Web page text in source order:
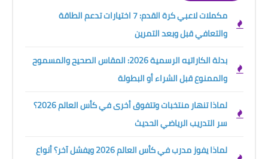
مكملات لاعبي كرة القدم: 7 اختيارات تدعم الطاقة
والتعافي قبل وبعد التمرين
بدلة الكاراتيه الرسمية 2026: المقاس الصحيح والمسموح
والممنوع قبل الشراء أو البطولة
لماذا تنهار منتخبات وتتفوق أخرى في كأس العالم 2026؟
سر التدريب الرياضي الحديث
لماذا يفوز مدرب في كأس العالم 2026 ويفشل آخر؟ أنواع